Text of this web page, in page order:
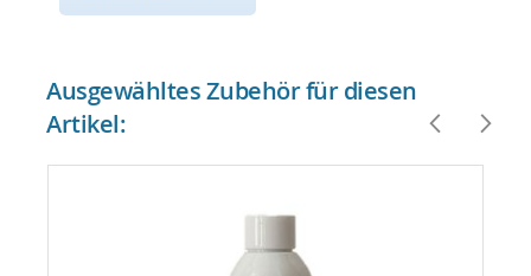
Ausgewähltes Zubehör für diesen
Artikel: